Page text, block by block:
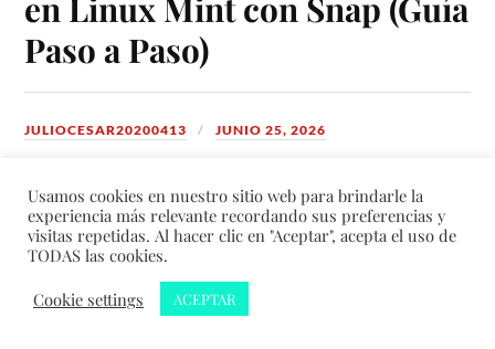
Paso a Paso)
JULIOCESAR20200413 JUNIO 25, 2026
¿Quieres tener tu propia nube privada en casa o en tu
servidor local? Nextcloudes la solución perfecta para
almacenar, sincronizar y compartir archivos sin
depender de servicios externos como Google Drive o
Usamos cookies en nuestro sitio web para brindarle la
experiencia más relevante recordando sus preferencias y
visitas repetidas. Al hacer clic en "Aceptar", acepta el uso de
TODAS las cookies.
Cookie settings
ACEPTAR